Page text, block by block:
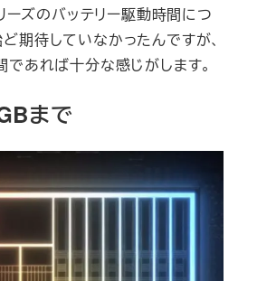
ズのバッテリー駆動時間につ
期待していなかったんですが、
あれば十分な感じがします。
まで